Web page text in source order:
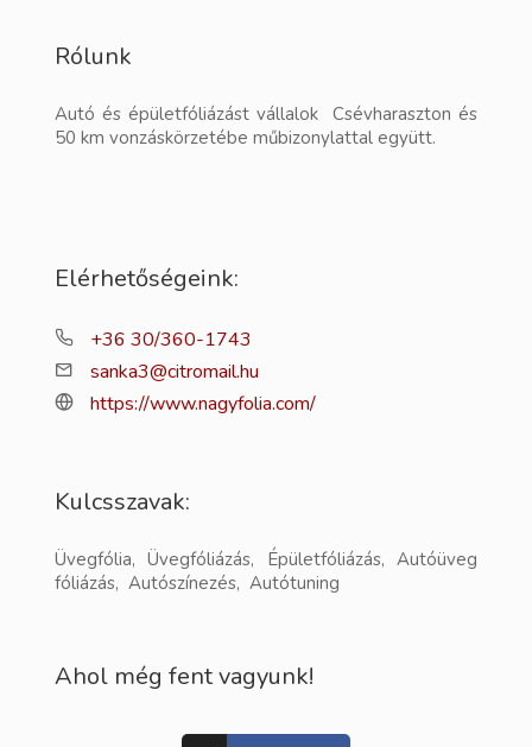
Rólunk
Autó és épületfóliázást vállalok Csévharaszton és
50 km vonzáskörzetébe műbizonylattal együtt.
Elérhetőségeink:
+36 30/360-1743
sanka3@citromail.hu
https://www.nagyfolia.com/
Kulcsszavak:
Üvegfólia, Üvegfóliázás, Épületfóliázás, Autóüveg
fóliázás, Autószínezés, Autótuning
Ahol még fent vagyunk!